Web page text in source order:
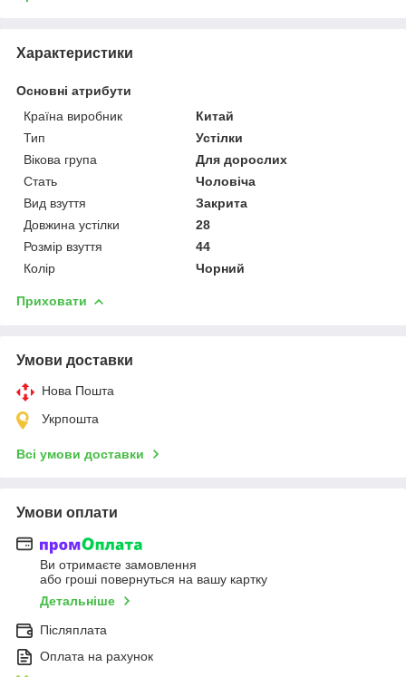
Характеристики
Основні атрибути
Країна виробник
Китай
Тип
Устілки
Вікова група
Для дорослих
Стать
Чоловіча
Вид взуття
Закрита
Довжина устілки
28
Розмір взуття
44
Колір
Чорний
Приховати
Умови доставки
Нова Пошта
Укрпошта
Всі умови доставки
Умови оплати
Ви отримаєте замовлення
або гроші повернуться на вашу картку
Детальніше
Післяплата
Оплата на рахунок